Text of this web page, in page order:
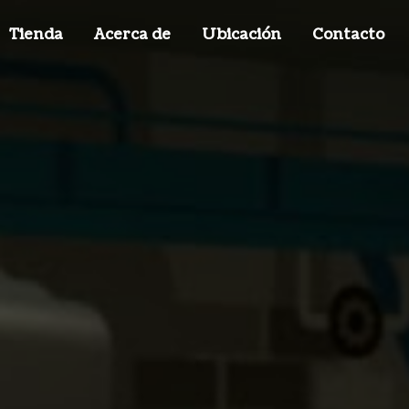
Tienda Acerca de Ubicación Contacto